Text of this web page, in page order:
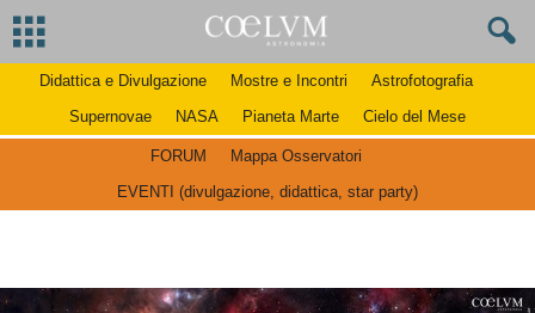
Didattica e Divulgazione Mostre e Incontri
Astrofotografia
Supernovae
NASA Pianeta Marte Cielo del Mese
FORUM
Mappa Osservatori
EVENTI (divulgazione, didattica, star party)